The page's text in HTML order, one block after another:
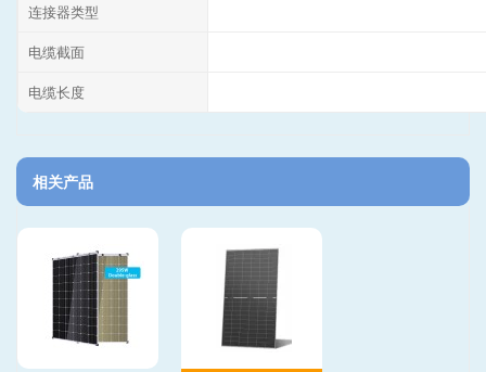
连接器类型
电缆截面
电缆长度
相关产品